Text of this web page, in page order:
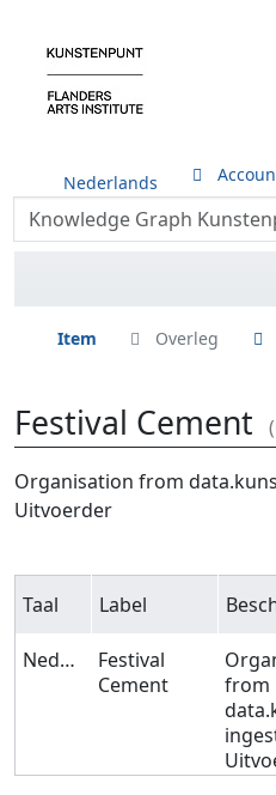
Nederlands
Item Overleg
Festival Cement
Ga naar:navigatie,zoeken
Organisation from
Uitvoerder
Taal Label
Nederlands
Festival
Cement
from